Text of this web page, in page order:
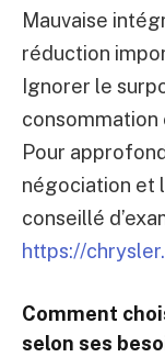
Mauvaise
réduction
Ignorer le
Pour
négociation et
conseillé
https://
Comment
selon ses